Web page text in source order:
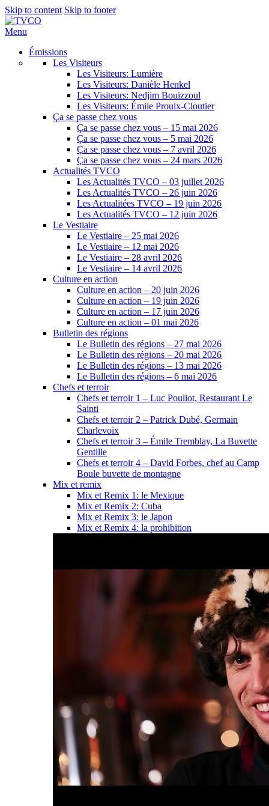
Skip to content Skip to footer
Menu
Émissions
Les Visiteurs
Les Visiteurs: Lumière
Les Visiteurs: Danièle Henkel
Les Visiteurs: Nedjim Bouizzoul
Les Visiteurs: Émile Proulx-Cloutier
Ça se passe chez vous
Ça se passe chez vous – 15 mai 2026
Ça se passe chez vous – 5 mai 2026
Ça se passe chez vous – 7 avril 2026
Ça se passe chez vous – 24 mars 2026
Actualités TVCO
Les Actualités TVCO – 03 juillet 2026
Les Actualités TVCO – 26 juin 2026
Les Actualitées TVCO – 19 juin 2026
Les Actualités TVCO – 12 juin 2026
Le Vestiaire
Le Vestiaire – 25 mai 2026
Le Vestiaire – 12 mai 2026
Le Vestiaire – 28 avril 2026
Le Vestiaire – 14 avril 2026
Culture en action
Culture en action – 20 juin 2026
Culture en action – 19 juin 2026
Culture en action – 17 juin 2026
Culture en action – 01 mai 2026
Bulletin des régions
Le Bulletin des régions – 27 mai 2026
Le Bulletin des régions – 20 mai 2026
Le Bulletin des régions – 13 mai 2026
Le Bulletin des régions – 6 mai 2026
Chefs et terroir
Chefs et terroir 1 – Luc Pouliot, Restaurant Le
Sainti
Chefs et terroir 2 – Patrick Dubé, Germain
Charlevoix
Chefs et terroir 3 – Émile Tremblay, La Buvette
Gentille
Chefs et terroir 4 – David Forbes, chef au Camp
Boule buvette de montagne
Mix et remix
Mix et Remix 1: le Mexique
Mix et Remix 2: Cuba
Mix et Remix 3: le Japon
Mix et Remix 4: la prohibition